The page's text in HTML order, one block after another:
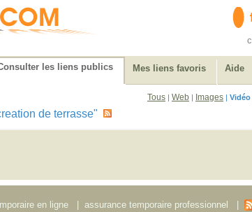
les liens publics Mes liens favoris Aide
Tous | Web | Images | Vidéo
de terrasse"
en ligne assurance temporaire professionnel